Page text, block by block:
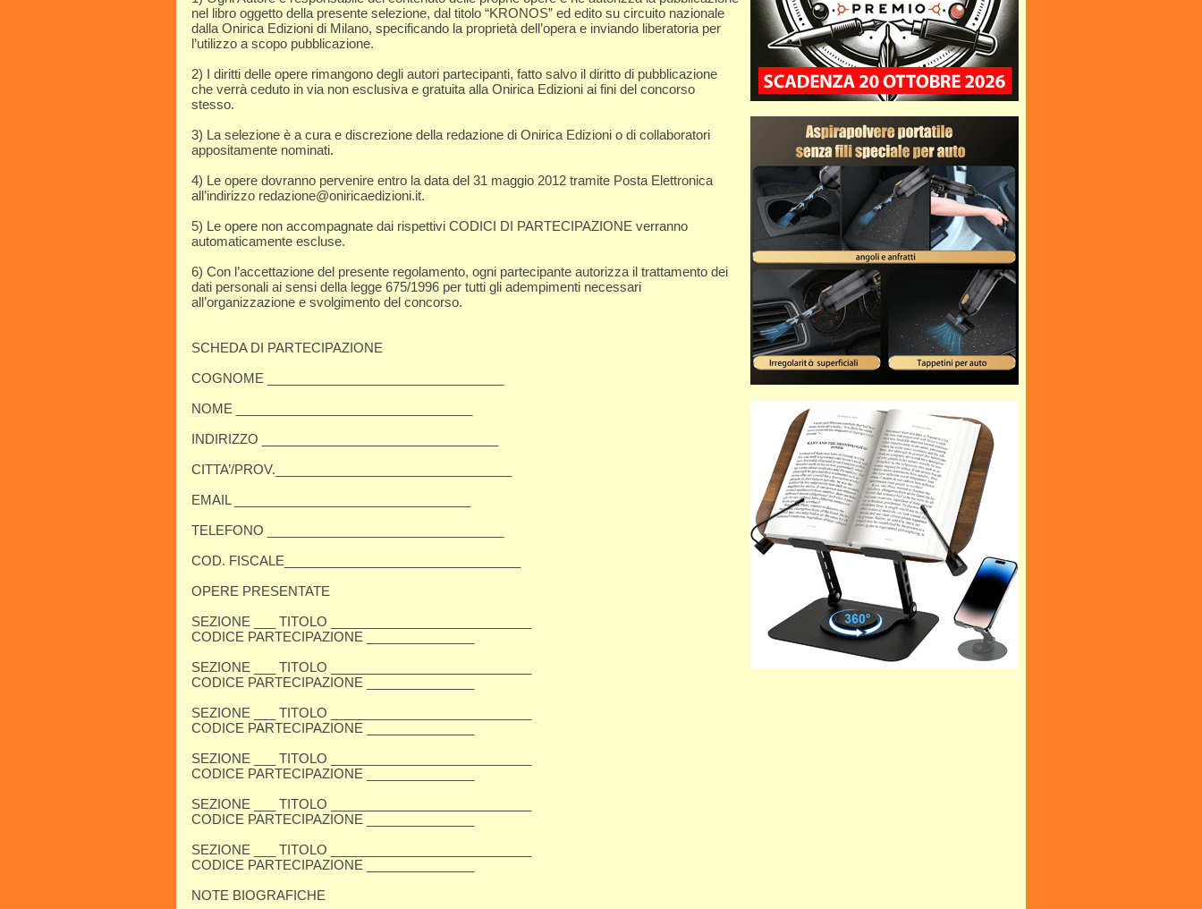
nel libro oggetto della presente selezione, dal titolo “KRONOS” ed edito su circuito nazionale
dalla Onirica Edizioni di Milano, specificando la proprietà dell’opera e inviando liberatoria per
l’utilizzo a scopo pubblicazione.
2) I diritti delle opere rimangono degli autori partecipanti, fatto salvo il diritto di pubblicazione
che verrà ceduto in via non esclusiva e gratuita alla Onirica Edizioni ai fini del concorso
stesso.
3) La selezione è a cura e discrezione della redazione di Onirica Edizioni o di collaboratori
appositamente nominati.
4) Le opere dovranno pervenire entro la data del 31 maggio 2012 tramite Posta Elettronica
all’indirizzo redazione@oniricaedizioni.​it.
5) Le opere non accompagnate dai rispettivi CODICI DI PARTECIPAZIONE verranno
automaticamente escluse.
6) Con l’accettazione del presente regolamento, ogni partecipante autorizza il trattamento dei
dati personali ai sensi della legge 675/1996 per tutti gli adempimenti necessari
all’organizzazione e svolgimento del concorso.
SCHEDA DI PARTECIPAZIONE
COGNOME __________________________​_______
NOME __________________________​_______
INDIRIZZO __________________________​_______
CITTA’/​PROV.______________________​___________
EMAIL __________________________​_______
TELEFONO __________________________​_______
COD. FISCALE___________________​______________
OPERE PRESENTATE
SEZIONE ___ TITOLO __________________________​__
CODICE PARTECIPAZIONE _______________
SEZIONE ___ TITOLO __________________________​__
CODICE PARTECIPAZIONE _______________
SEZIONE ___ TITOLO __________________________​__
CODICE PARTECIPAZIONE _______________
SEZIONE ___ TITOLO __________________________​__
CODICE PARTECIPAZIONE _______________
SEZIONE ___ TITOLO __________________________​__
CODICE PARTECIPAZIONE _______________
SEZIONE ___ TITOLO __________________________​__
CODICE PARTECIPAZIONE _______________
NOTE BIOGRAFICHE